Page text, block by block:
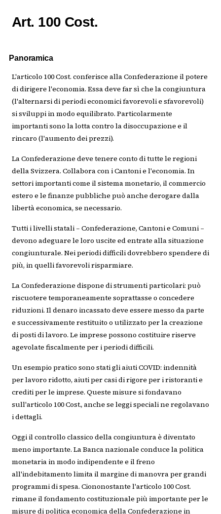
Art. 100 Cost.
Panoramica
L'articolo 100 Cost. conferisce alla Confederazione il potere
di dirigere l'economia. Essa deve far sì che la congiuntura
(l'alternarsi di periodi economici favorevoli e sfavorevoli)
si sviluppi in modo equilibrato. Particolarmente
importanti sono la lotta contro la disoccupazione e il
rincaro (l'aumento dei prezzi).
La Confederazione deve tenere conto di tutte le regioni
della Svizzera. Collabora con i Cantoni e l'economia. In
settori importanti come il sistema monetario, il commercio
estero e le finanze pubbliche può anche derogare dalla
libertà economica, se necessario.
Tutti i livelli statali – Confederazione, Cantoni e Comuni –
devono adeguare le loro uscite ed entrate alla situazione
congiunturale. Nei periodi difficili dovrebbero spendere di
più, in quelli favorevoli risparmiare.
La Confederazione dispone di strumenti particolari: può
riscuotere temporaneamente soprattasse o concedere
riduzioni. Il denaro incassato deve essere messo da parte
e successivamente restituito o utilizzato per la creazione
di posti di lavoro. Le imprese possono costituire riserve
agevolate fiscalmente per i periodi difficili.
Un esempio pratico sono stati gli aiuti COVID: indennità
per lavoro ridotto, aiuti per casi di rigore per i ristoranti e
crediti per le imprese. Queste misure si fondavano
sull'articolo 100 Cost., anche se leggi speciali ne regolavano
i dettagli.
Oggi il controllo classico della congiuntura è diventato
meno importante. La Banca nazionale conduce la politica
monetaria in modo indipendente e il freno
all'indebitamento limita il margine di manovra per grandi
programmi di spesa. Ciononostante l'articolo 100 Cost.
rimane il fondamento costituzionale più importante per le
misure di politica economica della Confederazione in